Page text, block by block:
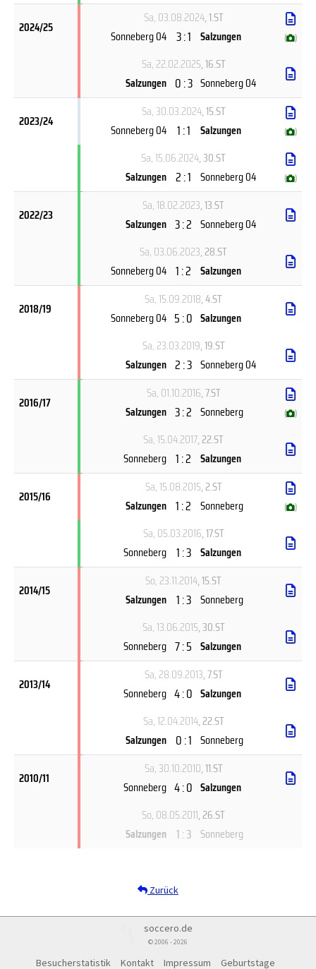
2024/25
Sa, 03.08.2024, 1.ST
Sonneberg 04 3 : 1 Salzungen ( )
Sa, 22.02.2025, 16.ST
Salzungen 0 : 3 Sonneberg 04
2023/24
Sa, 30.03.2024, 15.ST
Sonneberg 04
1 : 1 Salzungen ( )
Sa, 15.06.2024, 30.ST
Salzungen 2 : 1 Sonneberg 04 ( )
2022/23
Sa, 18.02.2023, 13.ST
Salzungen 3 : 2 Sonneberg 04
Sa, 03.06.2023, 28.ST
Sonneberg 04 1 : 2 Salzungen
2018/19
Sa, 15.09.2018, 4.ST
Sonneberg 04 5 : 0 Salzungen
Sa, 23.03.2019, 19.ST
Salzungen 2 : 3 Sonneberg 04
2016/17
Sa, 01.10.2016, 7.ST
Salzungen 3 : 2 Sonneberg ( )
Sa, 15.04.2017, 22.ST
Sonneberg 1 : 2 Salzungen
2015/16
Sa, 15.08.2015, 2.ST
Salzungen 1 : 2 Sonneberg ( )
Sa, 05.03.2016, 17.ST
Sonneberg 1 : 3 Salzungen
2014/15
So, 23.11.2014, 15.ST
Salzungen 1 : 3 Sonneberg
Sa, 13.06.2015, 30.ST
Sonneberg 7 : 5 Salzungen
2013/14
Sa, 28.09.2013, 7.ST
Sonneberg 4 : 0 Salzungen
Sa, 12.04.2014, 22.ST
Salzungen 0 : 1 Sonneberg
2010/11
Sa, 30.10.2010, 11.ST
Sonneberg 4 : 0 Salzungen
So, 08.05.2011, 26.ST
Salzungen 1 : 3 Sonneberg
Zurück
soccero.de
© 2006 - 2026
Besucherstatistik Kontakt Impressum Geburtstage